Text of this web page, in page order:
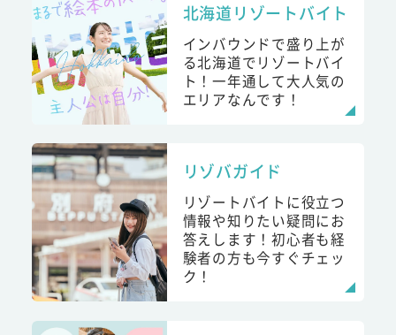
北海道リゾートバイト
インバウンドで盛り上が
る北海道でリゾートバイ
ト！一年通して大人気の
エリアなんです！
リゾバガイド
リゾートバイトに役立つ
情報や知りたい疑問にお
答えします！初心者も経
験者の方も今すぐチェッ
ク！